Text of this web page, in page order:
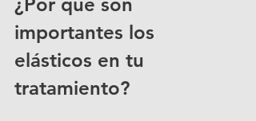
importantes los
elásticos en tu
tratamiento?